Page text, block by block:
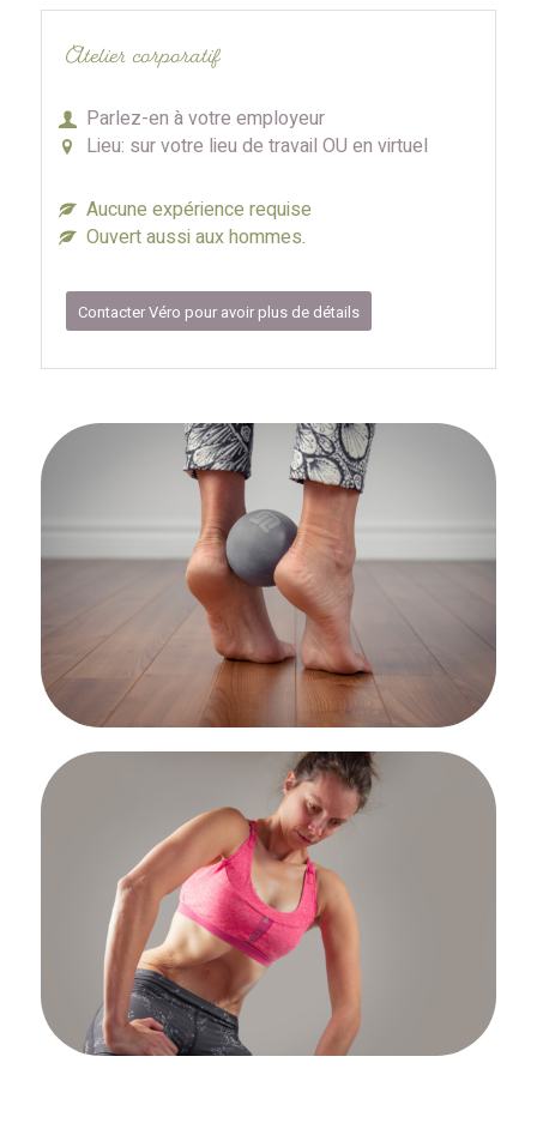
Atelier corporatif
Parlez-en à votre employeur
Lieu: sur votre lieu de travail OU en virtuel
Aucune expérience requise
Ouvert aussi aux hommes.
Contacter Véro pour avoir plus de détails